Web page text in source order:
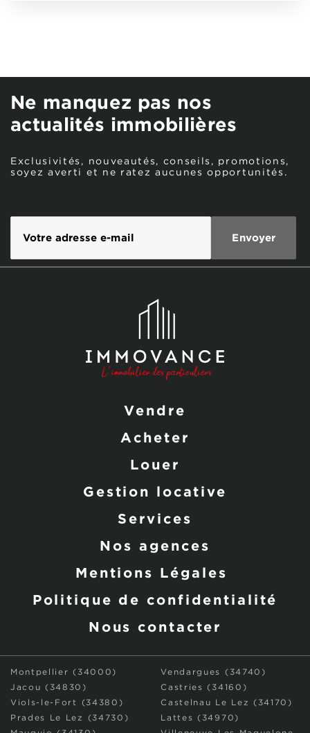
Ne manquez pas nos
actualités immobilières
Exclusivités, nouveautés, conseils, promotions,
soyez averti et ne ratez aucunes opportunités.
Vendre
Acheter
Louer
Gestion locative
Services
Nos agences
Mentions Légales
Politique de confidentialité
Nous contacter
Montpellier (34000)
Vendargues (34740)
Jacou (34830)
Castries (34160)
Viols-le-Fort (34380)
Castelnau Le Lez (34170)
Prades Le Lez (34730)
Lattes (34970)